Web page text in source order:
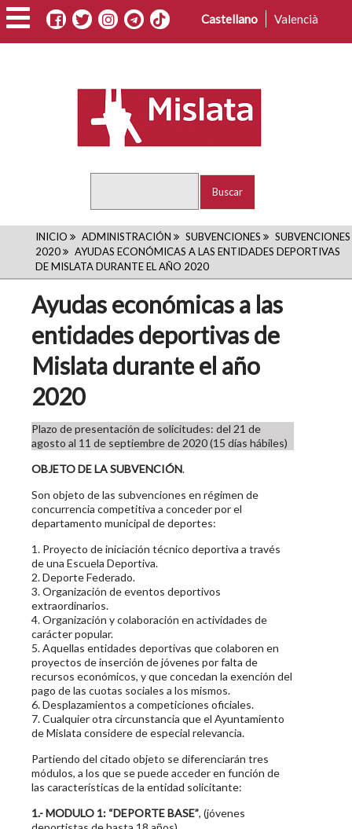
Pasar
al
contenido
Castellano Valencià
RUTA
DE
NAVEGACIÓN
INICIO ADMINISTRACIÓN SUBVENCIONES
SUBVENCIONES
2020
AYUDAS ECONÓMICAS A LAS ENTIDADES DEPORTIVAS
DE MISLATA DURANTE EL AÑO 2020
Ayudas económicas a las
entidades deportivas de
Mislata durante el año
2020
Plazo de presentación de solicitudes: del 21 de
agosto al 11 de septiembre de 2020 (15 días hábiles)
OBJETO DE LA SUBVENCIÓN.
Son objeto de las subvenciones en régimen de
concurrencia competitiva a conceder por el
departamento municipal de deportes:
1. Proyecto de iniciación técnico deportiva a través
de una Escuela Deportiva.
2. Deporte Federado.
3. Organización de eventos deportivos
extraordinarios.
4. Organización y colaboración en actividades de
carácter popular.
5. Aquellas entidades deportivas que colaboren en
proyectos de inserción de jóvenes por falta de
recursos económicos, y que concedan la exención del
pago de las cuotas sociales a los mismos.
6. Desplazamientos a competiciones oficiales.
7. Cualquier otra circunstancia que el Ayuntamiento
de Mislata considere de especial relevancia.
Partiendo del citado objeto se diferenciarán tres
módulos, a los que se puede acceder en función de
las características de la entidad solicitante:
1.- MODULO 1: “DEPORTE BASE”, (jóvenes